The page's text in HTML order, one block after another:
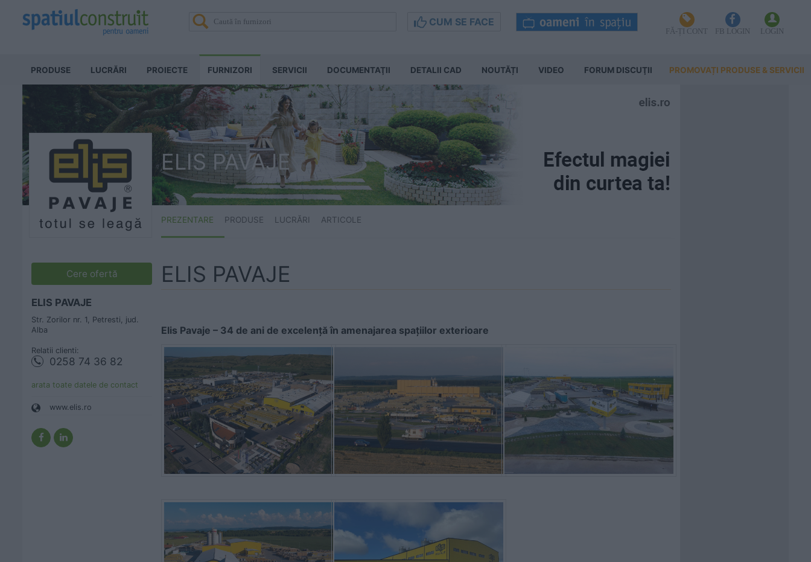
CUM SE FACE
FĂ-ȚI CONT FB LOGIN LOGIN
PRODUSE LUCRĂRI PROIECTE FURNIZORI SERVICII DOCUMENTAŢII DETALII CAD NOUTĂȚI VIDEO FORUM DISCUŢII PROMOVAȚI PRODUSE & SERVICII
ELIS PAVAJE
PREZENTARE PRODUSE LUCRĂRI ARTICOLE
Cere ofertă
ELIS PAVAJE
Str. Zorilor nr. 1, Petresti, jud.
Alba
Relatii clienti:
0258 74 36 82
arata toate datele de contact
www.elis.ro
ELIS PAVAJE
Elis Pavaje – 34 de ani de excelență în amenajarea spațiilor exterioare